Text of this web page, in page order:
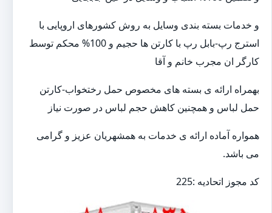
و خدمات بسته بندی وسایل به روش کشورهای اروپایی با
استرج رپ-بابل رپ با کارتن ها حجیم و 100% محکم توسط
کارگر ان مجرب خانم و آقا
بهمراه ارائه ی بسته های مخصوص حمل رختخواب-کارتن
حمل لباس و همچنین کاهش حجم لباس در صورت نیاز
همواره آماده ارائه ی خدمات به همشهریان عزیز و گرامی
می باشد.
کد مجوز اتحادیه :225